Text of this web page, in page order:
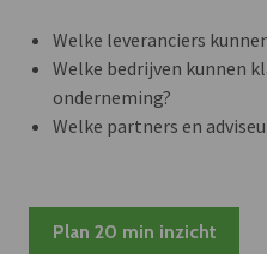
Welke leveranciers
Welke bedrijven kunnen
onderneming?
Welke partners en
Plan 20 min inzicht